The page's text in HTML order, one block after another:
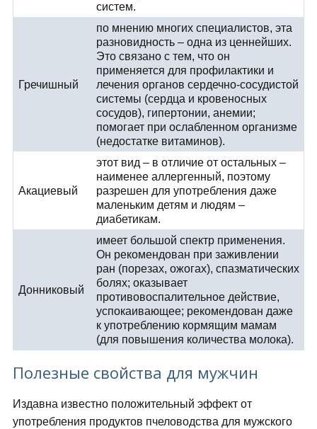
систем.
Гречишный
по мнению многих специалистов, эта
разновидность – одна из ценнейших.
Это связано с тем, что он
применяется для профилактики и
лечения органов сердечно-сосудистой
системы (сердца и кровеносных
сосудов), гипертонии, анемии;
помогает при ослабленном организме
(недостатке витаминов).
Акациевый
этот вид – в отличие от остальных –
наименее аллергенный, поэтому
разрешен для употребления даже
маленьким детям и людям –
диабетикам.
Донниковый
имеет большой спектр применения.
Он рекомендован при заживлении
ран (порезах, ожогах), спазматических
болях; оказывает
противовоспалительное действие,
успокаивающее; рекомендован даже
к употреблению кормящим мамам
(для повышения количества молока).
Полезные свойства для мужчин
Издавна известно положительный эффект от
употребления продуктов пчеловодства для мужского